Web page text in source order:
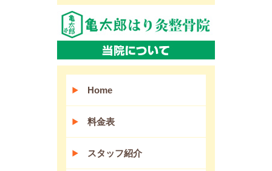
Home
料金表
スタッフ紹介